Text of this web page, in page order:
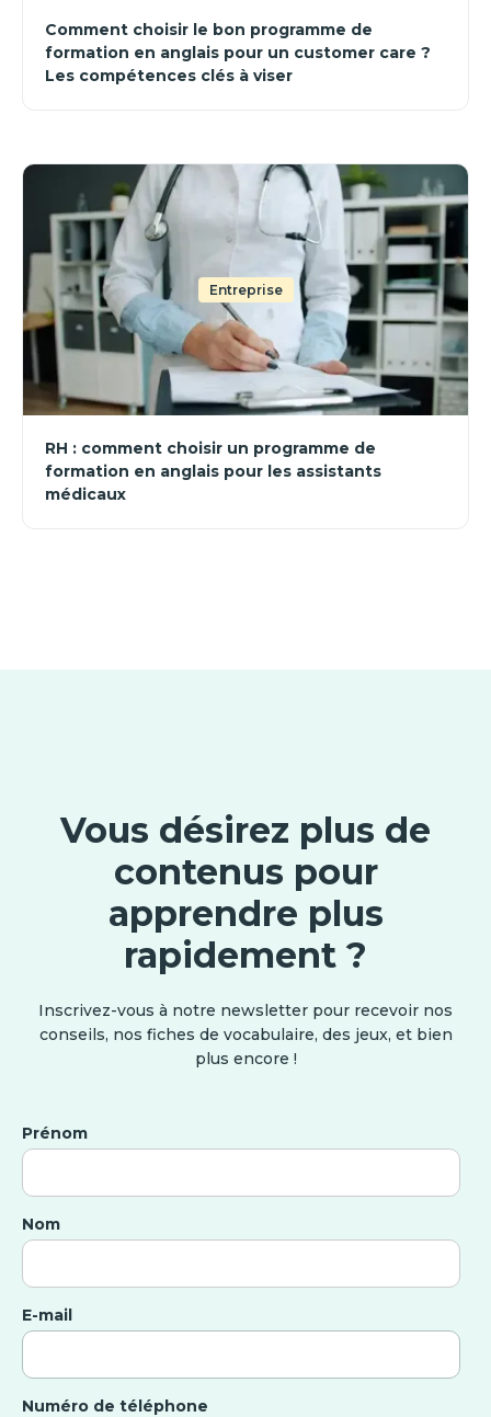
Comment choisir le bon programme de
formation en anglais pour un customer care ?
Les compétences clés à viser
Entreprise
RH : comment choisir un programme de
formation en anglais pour les assistants
médicaux
Vous désirez plus de
contenus pour
apprendre plus
rapidement ?
Inscrivez-vous à notre newsletter pour recevoir nos
conseils, nos fiches de vocabulaire, des jeux, et bien
plus encore !
Prénom
Nom
E-mail
Numéro de téléphone